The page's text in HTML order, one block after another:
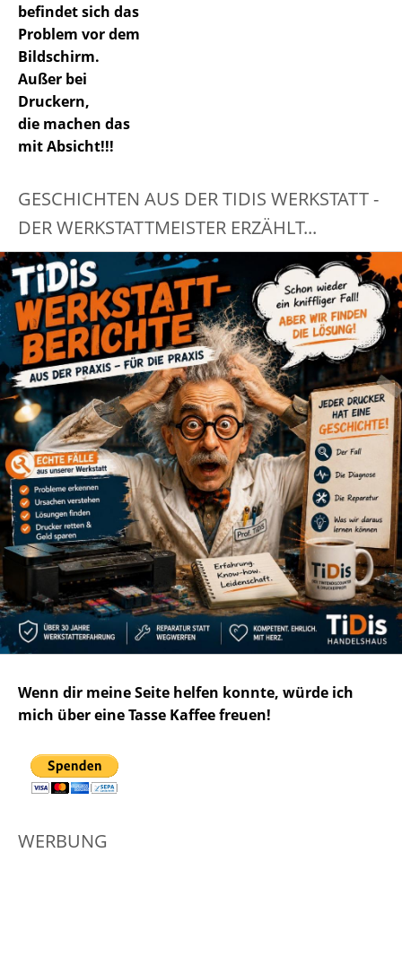
befindet sich das
Problem vor dem
Bildschirm.
Außer bei
Druckern,
die machen das
mit Absicht!!!
GESCHICHTEN AUS DER TIDIS WERKSTATT -
DER WERKSTATTMEISTER ERZÄHLT...
Wenn dir meine Seite helfen konnte, würde ich
mich über eine Tasse Kaffee freuen!
WERBUNG